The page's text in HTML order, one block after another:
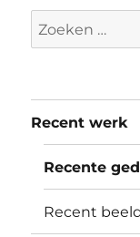
Zoeken
naar:
Recent werk
Recente
Recent